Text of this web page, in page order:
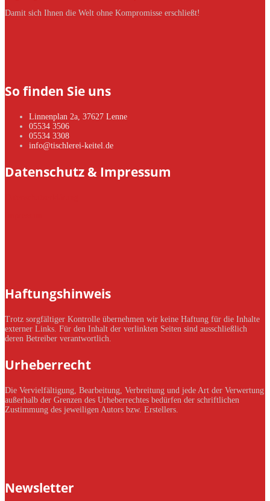
Damit sich Ihnen die Welt ohne Kompromisse erschließt!
So finden Sie uns
Linnenplan 2a, 37627 Lenne
05534 3506
05534 3308
info@tischlerei-keitel.de
Datenschutz & Impressum
Haftungshinweis
Trotz sorgfältiger Kontrolle übernehmen wir keine Haftung für die Inhalte
externer Links. Für den Inhalt der verlinkten Seiten sind ausschließlich
deren Betreiber verantwortlich.
Urheberrecht
Die Vervielfältigung, Bearbeitung, Verbreitung und jede Art der Verwertung
außerhalb der Grenzen des Urheberrechtes bedürfen der schriftlichen
Zustimmung des jeweiligen Autors bzw. Erstellers.
Newsletter